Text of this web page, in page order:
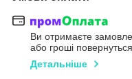
Ви отримаєте
або гроші
Детальніше